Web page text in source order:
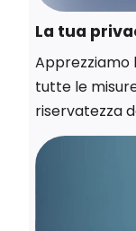
La tua
Apprezziamo
tutte le
riservatezza